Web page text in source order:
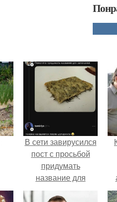
В сети завирусился
пост с просьбой
придумать
название для
домашней